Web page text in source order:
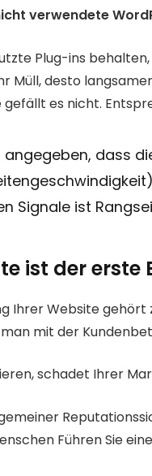
verwendete
Plug-ins
Müll, desto
es nicht.
dass
Signale ist
ist der erste
Ihrer Website
mit der
schadet Ihrer
Führen Sie